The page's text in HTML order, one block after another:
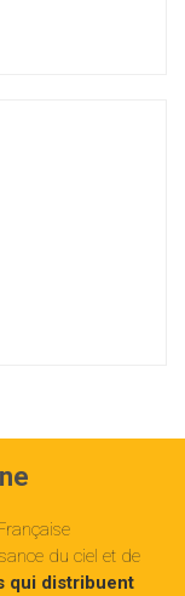
du ciel et de
qui distribuent